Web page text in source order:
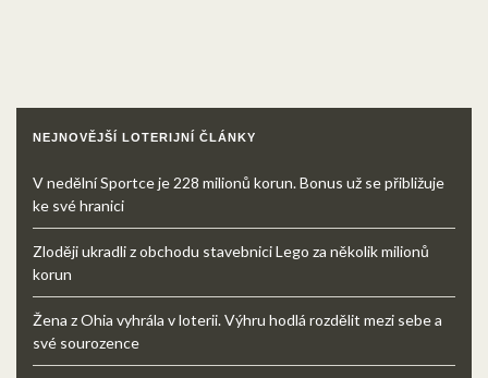
NEJNOVĚJŠÍ LOTERIJNÍ ČLÁNKY
V nedělní Sportce je 228 milionů korun. Bonus už se přibližuje
ke své hranici
Zloději ukradli z obchodu stavebnici Lego za několik milionů
korun
Žena z Ohia vyhrála v loterii. Výhru hodlá rozdělit mezi sebe a
své sourozence